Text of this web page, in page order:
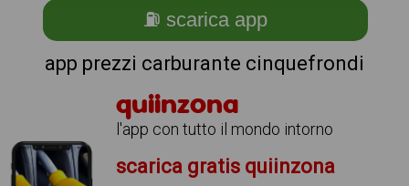
⛽ scarica app
app prezzi carburante cinquefrondi
quiinzona
l'app con tutto il mondo intorno
scarica gratis quiinzona